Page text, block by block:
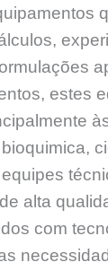
estes
alta
com